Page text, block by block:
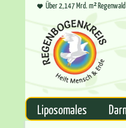
Über 2,147 Mrd. m²
Liposomales